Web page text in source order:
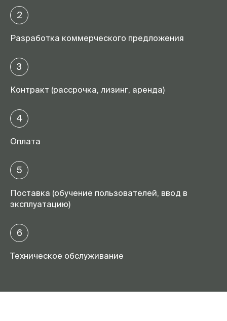
2
Разработка коммерческого предложения
3
Контракт (рассрочка, лизинг, аренда)
4
Оплата
5
Поставка (обучение пользователей, ввод в
эксплуатацию)
6
Техническое обслуживание